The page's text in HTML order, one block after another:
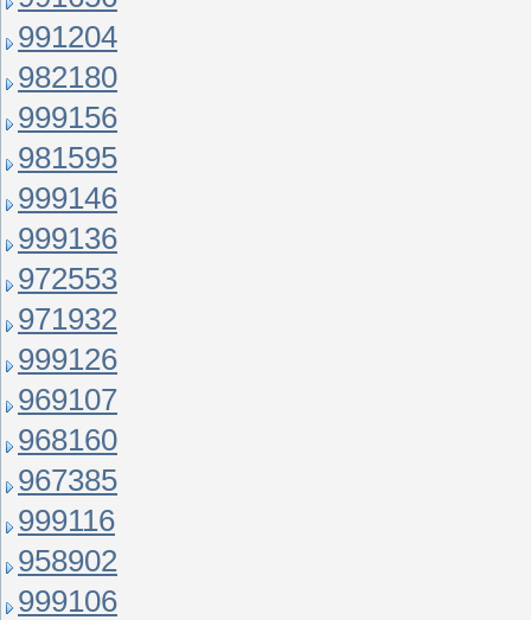
991204
982180
999156
981595
999146
999136
972553
971932
999126
969107
968160
967385
999116
958902
999106